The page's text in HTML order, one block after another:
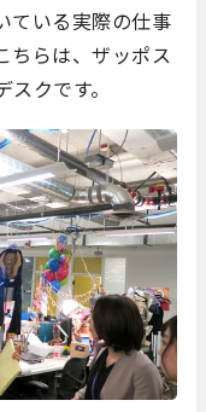
ている実際の仕事
ちらは、ザッポス
クです。